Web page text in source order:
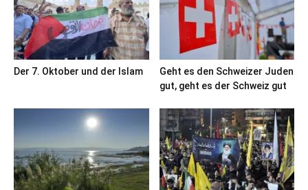
Der 7. Oktober und der Islam
Geht es den Schweizer Juden
gut, geht es der Schweiz gut